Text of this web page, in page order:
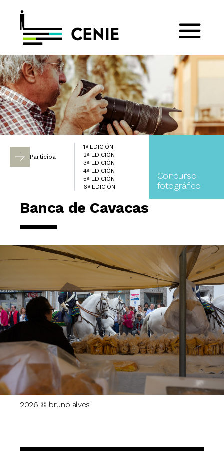
Participa
1ª EDICIÓN
2ª EDICIÓN
3ª EDICIÓN
4ª EDICIÓN
5ª EDICIÓN
6ª EDICIÓN
Concurso
fotográfico
Banca de Cavacas
2026 © bruno alves